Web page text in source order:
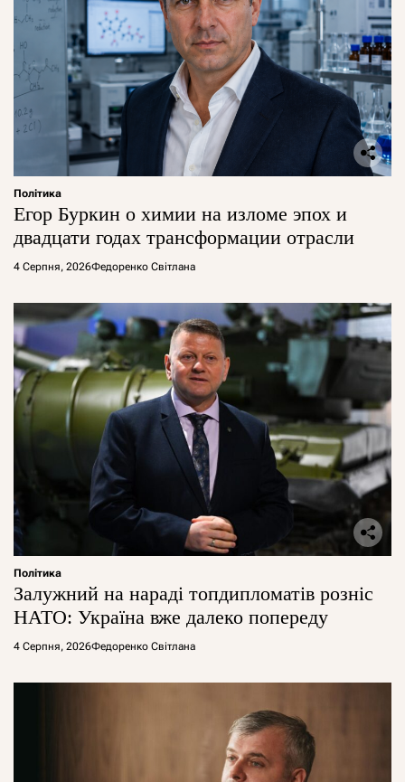
Політика
Егор Буркин о химии на изломе эпох и
двадцати годах трансформации отрасли
4 Серпня, 2026Федоренко Світлана
Політика
Залужний на нараді топдипломатів розніс
НАТО: Україна вже далеко попереду
4 Серпня, 2026Федоренко Світлана